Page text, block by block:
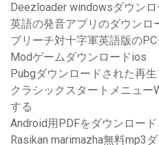
Deezloader windowsダウン
英語の発音アプリのダウンロ
ブリーチ対十字軍英語版の
Modゲームダウンロードios
Pubgダウンロードされた再
クラシックスタートメニュー
する
Android用PDFをダウンロード
Rasikan marimazha無料mp3